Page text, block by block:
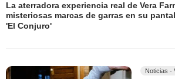
La aterradora experiencia real de Vera
misteriosas marcas de garras en su
'El Conjuro'
Noticias -